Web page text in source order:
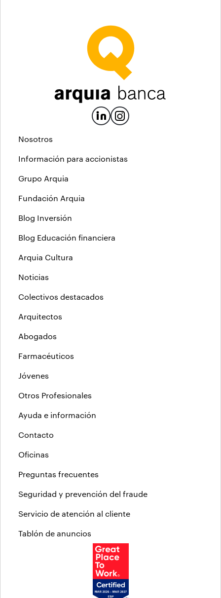
Nosotros
Información para accionistas
Grupo Arquia
Fundación Arquia
Blog Inversión
Blog Educación financiera
Arquia Cultura
Noticias
Colectivos destacados
Arquitectos
Abogados
Farmacéuticos
Jóvenes
Otros Profesionales
Ayuda e información
Contacto
Oficinas
Preguntas frecuentes
Seguridad y prevención del fraude
Servicio de atención al cliente
Tablón de anuncios